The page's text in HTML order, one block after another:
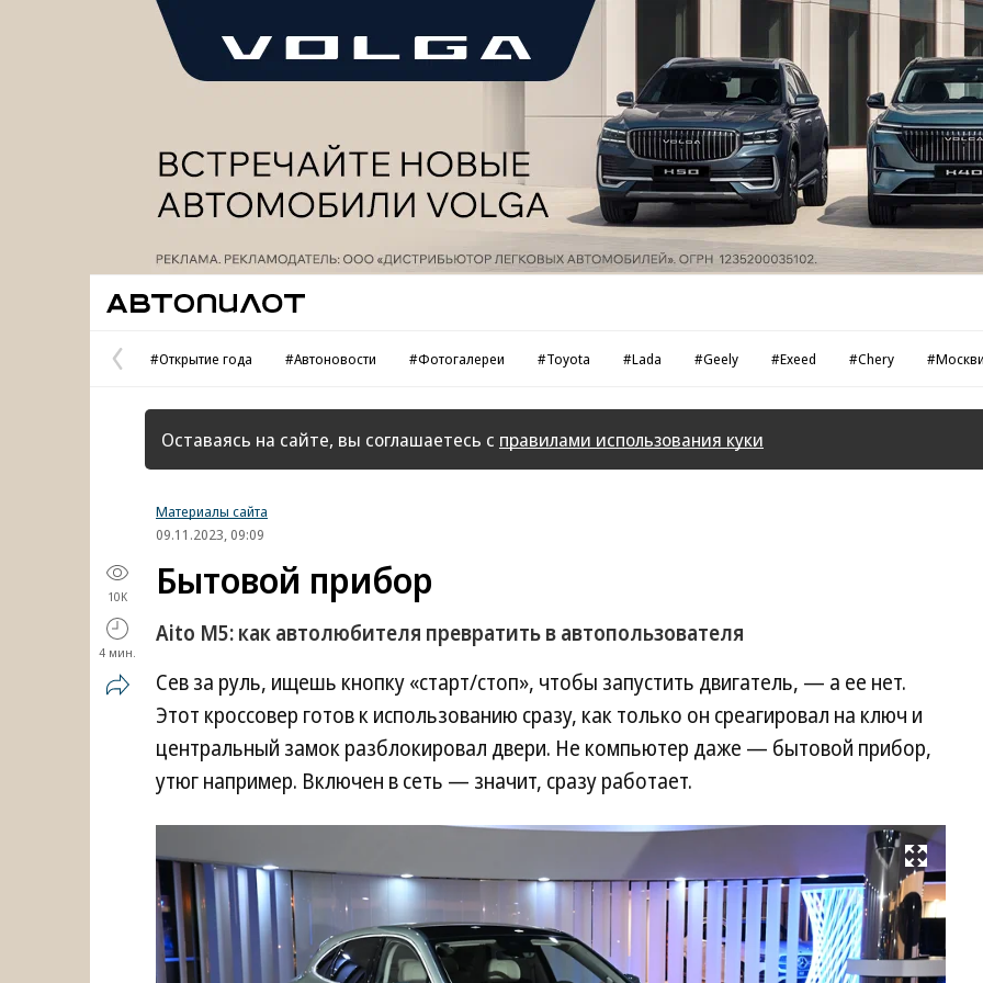
Предыдущая
страница
#Открытие года #Автоновости #Фотогалереи #Toyota #Lada #Geely #Exeed #Chery
Оставаясь на сайте, вы соглашаетесь с правилами использования куки
Материалы сайта
09.11.2023, 09:09
10K
4 мин.
Бытовой прибор
Aito M5: как автолюбителя превратить в автопользователя
Сев за руль, ищешь кнопку «старт/стоп», чтобы запустить двигатель, — а ее нет.
Этот кроссовер готов к использованию сразу, как только он среагировал на ключ и
центральный замок разблокировал двери. Не компьютер даже — бытовой прибор,
утюг например. Включен в сеть — значит, сразу работает.
Развернуть на весь экран